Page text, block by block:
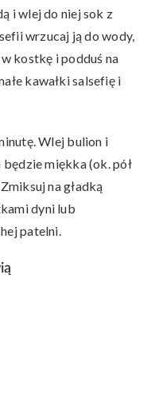
i wlej do niej sok z
wrzucaj ją do wody,
kostkę i podduś na
kawałki salsefię i
Wlej bulion i
miękka (ok. pół
na gładką
dyni lub
patelni.